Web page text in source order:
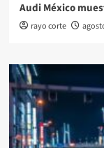
Audi México
rayo corte